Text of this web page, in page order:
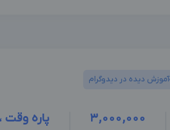
آموزش دیده در دیدوگرام
3,000,000 پاره وقت